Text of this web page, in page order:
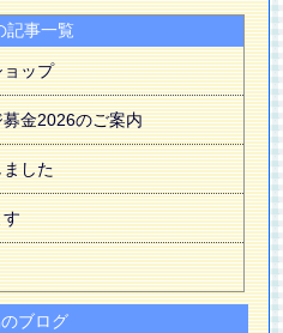
記事一覧
ップ
金2026のご案内
した
す
ブログ